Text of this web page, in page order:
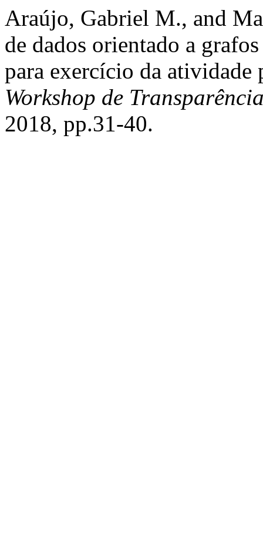
Araújo, Gabriel M., and
de dados orientado a
para exercício da
Workshop de
2018, pp.31-40.